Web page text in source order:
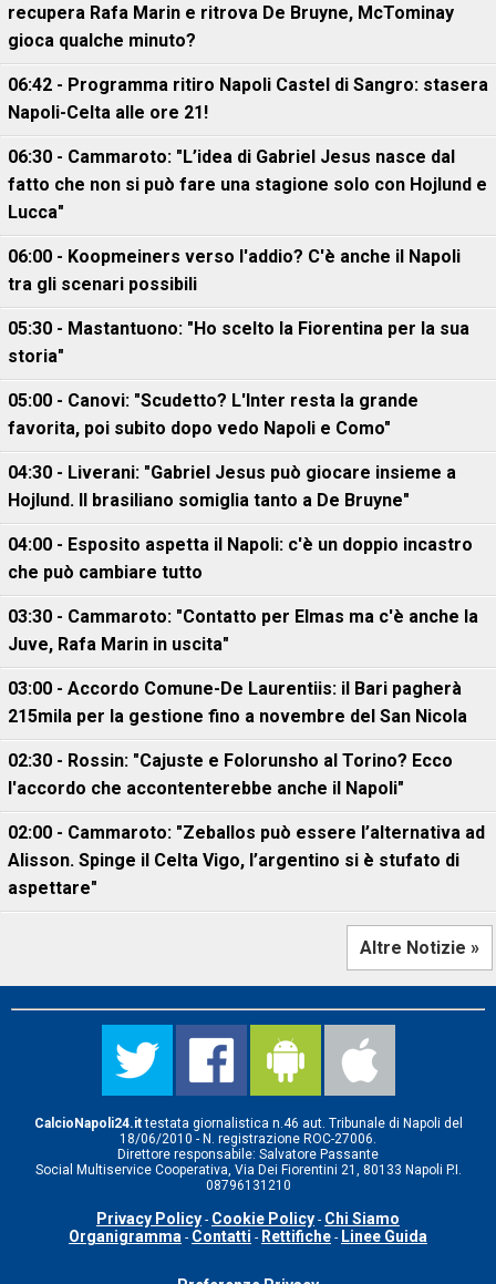
recupera Rafa Marin e ritrova De Bruyne, McTominay
gioca qualche minuto?
06:42 - Programma ritiro Napoli Castel di Sangro: stasera
Napoli-Celta alle ore 21!
06:30 - Cammaroto: "L’idea di Gabriel Jesus nasce dal
fatto che non si può fare una stagione solo con Hojlund e
Lucca"
06:00 - Koopmeiners verso l'addio? C'è anche il Napoli
tra gli scenari possibili
05:30 - Mastantuono: "Ho scelto la Fiorentina per la sua
storia"
05:00 - Canovi: "Scudetto? L'Inter resta la grande
favorita, poi subito dopo vedo Napoli e Como"
04:30 - Liverani: "Gabriel Jesus può giocare insieme a
Hojlund. Il brasiliano somiglia tanto a De Bruyne"
04:00 - Esposito aspetta il Napoli: c'è un doppio incastro
che può cambiare tutto
03:30 - Cammaroto: "Contatto per Elmas ma c'è anche la
Juve, Rafa Marin in uscita"
03:00 - Accordo Comune-De Laurentiis: il Bari pagherà
215mila per la gestione fino a novembre del San Nicola
02:30 - Rossin: "Cajuste e Folorunsho al Torino? Ecco
l'accordo che accontenterebbe anche il Napoli"
02:00 - Cammaroto: "Zeballos può essere l’alternativa ad
Alisson. Spinge il Celta Vigo, l’argentino si è stufato di
aspettare"
Altre Notizie »
CalcioNapoli24.ittestata giornalistica n.46 aut. Tribunale di Napoli del
18/06/2010 - N. registrazione ROC-27006.
Direttore responsabile: Salvatore Passante
Social Multiservice Cooperativa, Via Dei Fiorentini 21, 80133 Napoli P.I.
08796131210
Privacy Policy - Cookie Policy - Chi Siamo
Organigramma - Contatti - Rettifiche - Linee Guida